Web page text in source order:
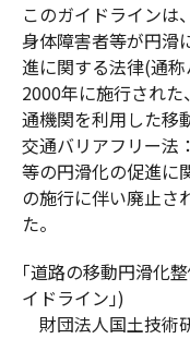
このガイドラインは
身体障害者等が円滑
進に関する法律(通称
2000年に施行され
通機関を利用した移
交通バリアフリー法
等の円滑化の促進に
の施行に伴い廃止さ
た。
｢道路の移動円滑化
イドライン｣)
財団法人国土技術